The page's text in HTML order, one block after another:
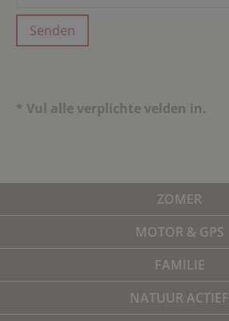
* Vul alle verplichte velden in.
ZOMER
MOTOR & GPS
FAMILIE
NATUUR ACTIEF